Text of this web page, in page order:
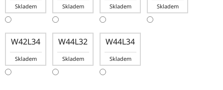
Skladem Skladem Skladem Skladem
W42L34
Skladem
W44L32
Skladem
W44L34
Skladem